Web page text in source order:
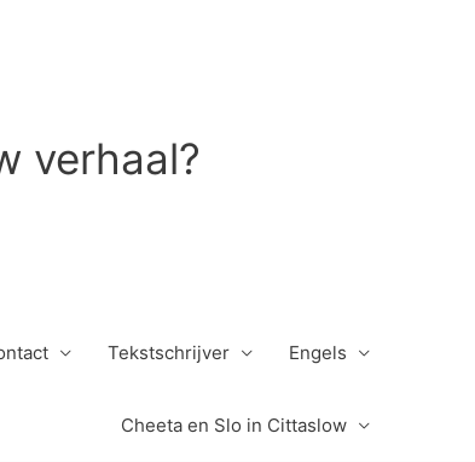
verhaal?
Tekstschrijver Engels
Cheeta en Slo in Cittaslow